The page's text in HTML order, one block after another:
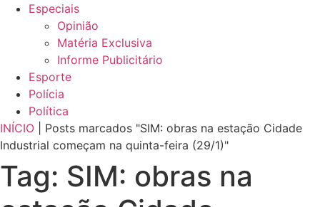
Especiais
Opinião
Matéria Exclusiva
Informe Publicitário
Esporte
Polícia
Política
INÍCIO
Posts marcados "SIM: obras na estação Cidade
Industrial começam na quinta-feira (29/1)"
Tag: SIM: obras na